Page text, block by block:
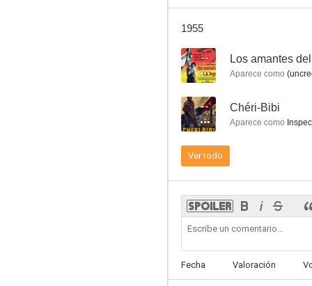
--
--
1955
-- Los amantes
Aparece como
-- Chéri-Bibi
Aparece como
Ver todo
Fecha Valoración